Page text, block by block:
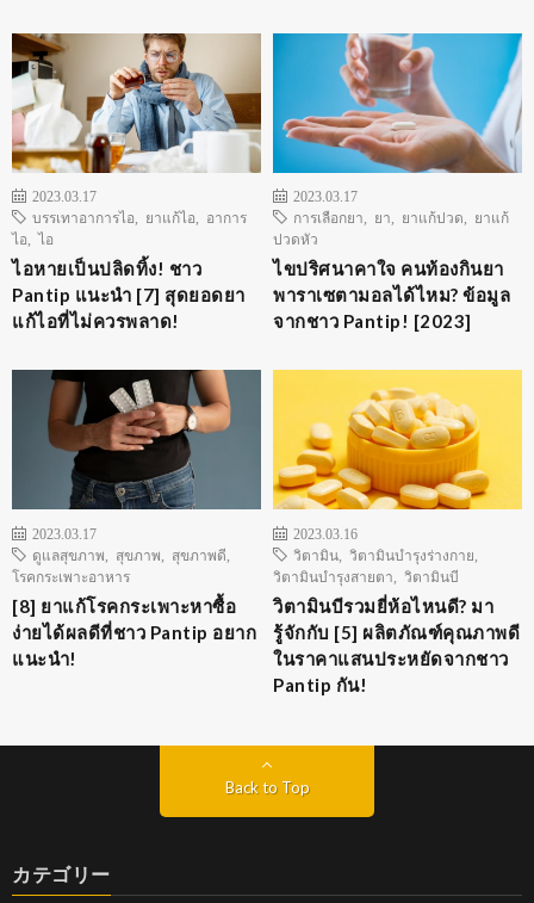
2023.03.17
บรรเทาอาการไอ
ยาแก้ไอ
อาการ
ไอ ,ไอ
ไอหายเป็นปลิดทิ้ง! ชาว
Pantip แนะนำ [7] สุดยอดยา
แก้ไอที่ไม่ควรพลาด!
2023.03.17
การเลือกยา
ยา ยาแก้ปวด
ยาแก้
ปวดหัว
ไขปริศนาคาใจ คนท้องกินยา
พาราเซตามอลได้ไหม? ข้อมูล
จากชาว Pantip! [2023]
2023.03.17
ดูแลสุขภาพ
สุขภาพ สุขภาพดี
โรคกระเพาะอาหาร
[8] ยาแก้โรคกระเพาะหาซื้อ
ง่ายได้ผลดีที่ชาว Pantip อยาก
แนะนำ!
2023.03.16
วิตามิน
วิตามินบำรุงร่างกาย
วิตามินบำรุงสายตา
วิตามินบี
วิตามินบีรวมยี่ห้อไหนดี? มา
รู้จักกับ [5] ผลิตภัณฑ์คุณภาพดี
ในราคาแสนประหยัดจากชาว
Pantip กัน!
Back to Top
カテゴリー